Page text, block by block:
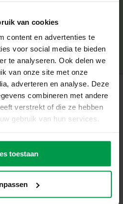
van cookies
content en advertenties te
voor social media te bieden
te analyseren. Ook delen we
van onze site met onze
adverteren en analyse. Deze
combineren met andere
verstrekt of die ze hebben
gebruik van hun services.
toestaan
enfants dès 5 ans, elle est
autonome. Parfaite pour les
parc ou durant les
avantageusement les petits
bonne performance sur la
02258
apparentés
bulles Âge